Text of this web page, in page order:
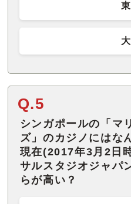
Q.5
シンガポールの「マ
ズ」のカジノにはな
現在(2017年3月2日
サルスタジオジャパ
らが高い？